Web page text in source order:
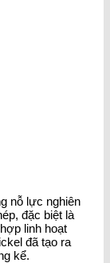
nỗ lực nghiên
đặc biệt là
linh hoạt
đã tạo ra
kể.